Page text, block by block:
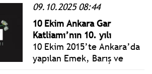
başkanlığında ateşkesi
görüşecek. Ardından,
anlaşmanın onaylanması
İsrail parlamentosu
Knesset’te oylamaya
sunulacak.
09.10.2025 08:44
10 Ekim Ankara Gar
Katliamı’nın 10. yılı
10 Ekim 2015’te Ankara’da
yapılan Emek, Barış ve